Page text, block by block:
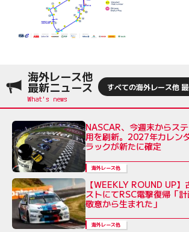
海外レース他
最新ニュース すべての海外レース他
NASCAR、今週末からス
用を刷新。2027年カレン
ラックが新たに確定
海外レース他
【WEEKLY ROUND UP
ストにてRSC電撃復帰「
敬意から生まれた」
海外レース他